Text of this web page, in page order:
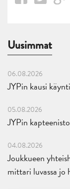
Uusimmat
06.08.2026
JYPin kausi
05.08.2026
JYPin
04.08.2026
Joukkueen
mittari luvassa jo